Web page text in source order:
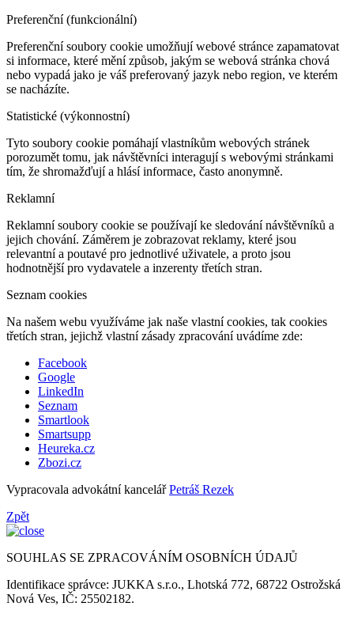
Preferenční (funkcionální)
Preferenční soubory cookie umožňují webové stránce zapamatovat
si informace, které mění způsob, jakým se webová stránka chová
nebo vypadá jako je váš preferovaný jazyk nebo region, ve kterém
se nacházíte.
Statistické (výkonnostní)
Tyto soubory cookie pomáhají vlastníkům webových stránek
porozumět tomu, jak návštěvníci interagují s webovými stránkami
tím, že shromažďují a hlásí informace, často anonymně.
Reklamní
Reklamní soubory cookie se používají ke sledování návštěvníků a
jejich chování. Záměrem je zobrazovat reklamy, které jsou
relevantní a poutavé pro jednotlivé uživatele, a proto jsou
hodnotnější pro vydavatele a inzerenty třetích stran.
Seznam cookies
Na našem webu využíváme jak naše vlastní cookies, tak cookies
třetích stran, jejichž vlastní zásady zpracování uvádíme zde:
Facebook
Google
LinkedIn
Seznam
Smartlook
Smartsupp
Heureka.cz
Zbozi.cz
Vypracovala advokátní kancelářPetráš Rezek
Zpět
SOUHLAS SE ZPRACOVÁNÍM OSOBNÍCH ÚDAJŮ
Identifikace správce: JUKKA s.r.o., Lhotská 772, 68722 Ostrožská
Nová Ves, IČ: 25502182.